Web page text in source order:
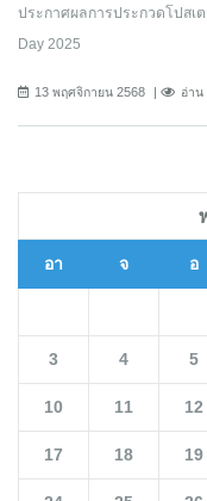
ประกาศผลการประกวดโปสเ
Day 2025
13 พฤศจิกายน 2568 อ่าน
อา จ อ
3 4 5
10 11 12
17 18 19